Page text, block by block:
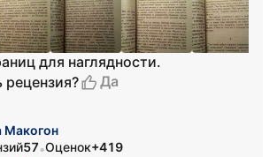
для наглядности.
рецензия?
Да
Макогон
57•Оценок+419